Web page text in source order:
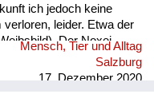
ich jedoch keine
leider. Etwa der
Der Noxei
Tranggin durchaus
Mensch, Tier und Alltag
Salzburg
17. Dezember 2020